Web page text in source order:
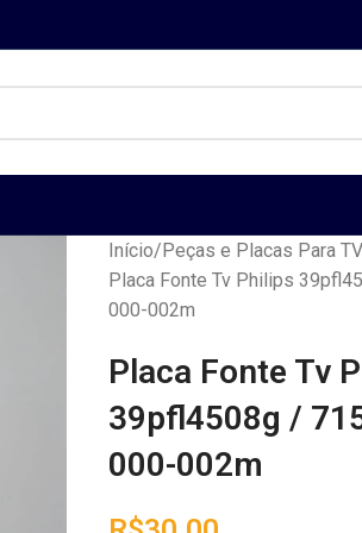
Início Peças e Placas Para TV
Placa Fonte Tv Philips
000-002m
Placa Fonte Tv
39pfl4508g /
000-002m